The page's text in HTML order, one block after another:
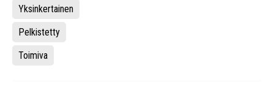
Yksinkertainen
Pelkistetty
Toimiva